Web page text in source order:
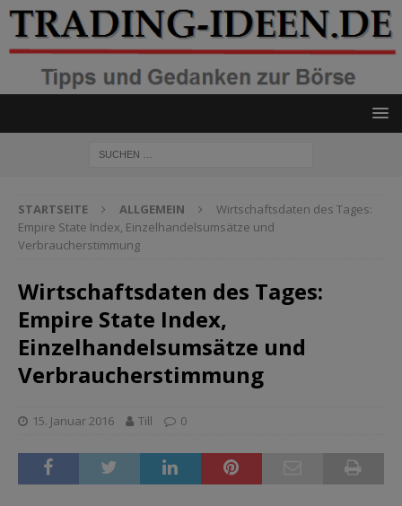
STARTSEITE ALLGEMEIN
Wirtschaftsdaten des Tages:
Empire State Index, Einzelhandelsumsätze und
Verbraucherstimmung
Wirtschaftsdaten des Tages:
Empire State Index,
Einzelhandelsumsätze und
Verbraucherstimmung
15. Januar 2016 Till 0